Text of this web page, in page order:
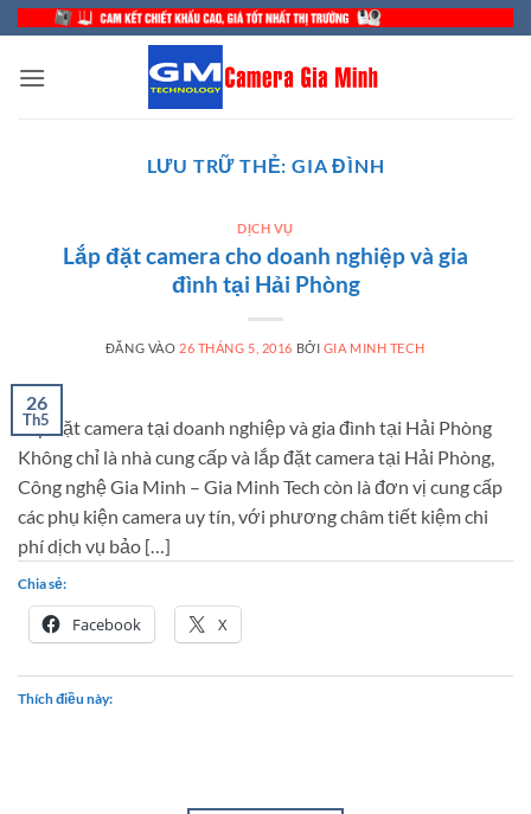
Bỏ
qua
nội
LƯU TRỮ THẺ: GIA ĐÌNH
DỊCH VỤ
Lắp đặt camera cho doanh nghiệp và gia
đình tại Hải Phòng
ĐĂNG VÀO 26 THÁNG 5, 2016 BỞI GIA MINH TECH
26
Th5
Lắp đặt camera tại doanh nghiệp và gia đình tại Hải Phòng
Không chỉ là nhà cung cấp và lắp đặt camera tại Hải Phòng,
Công nghệ Gia Minh – Gia Minh Tech còn là đơn vị cung cấp
các phụ kiện camera uy tín, với phương châm tiết kiệm chi
phí dịch vụ bảo […]
Chia sẻ:
Facebook X
Thích điều này: